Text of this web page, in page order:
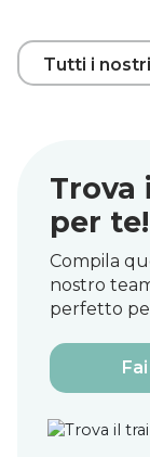
Tutti i
Trova
per te!
Compila
nostro
perfetto